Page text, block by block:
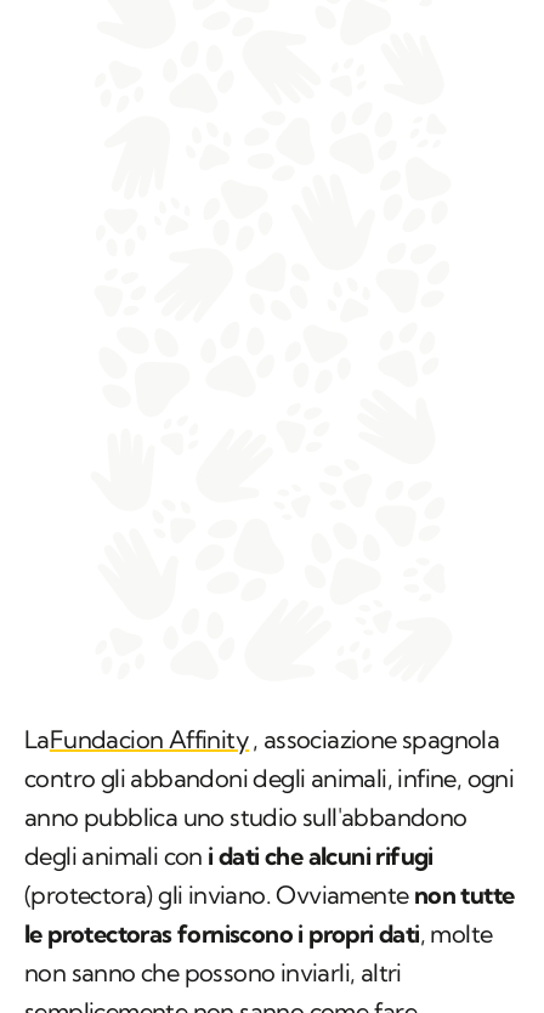
LaFundacion Affinity, associazione spagnola
contro gli abbandoni degli animali, infine, ogni
anno pubblica uno studio sull'abbandono
degli animali con i dati che alcuni rifugi
(protectora) gli inviano. Ovviamentenon tutte
le protectoras forniscono i propri dati, molte
non sanno che possono inviarli, altri